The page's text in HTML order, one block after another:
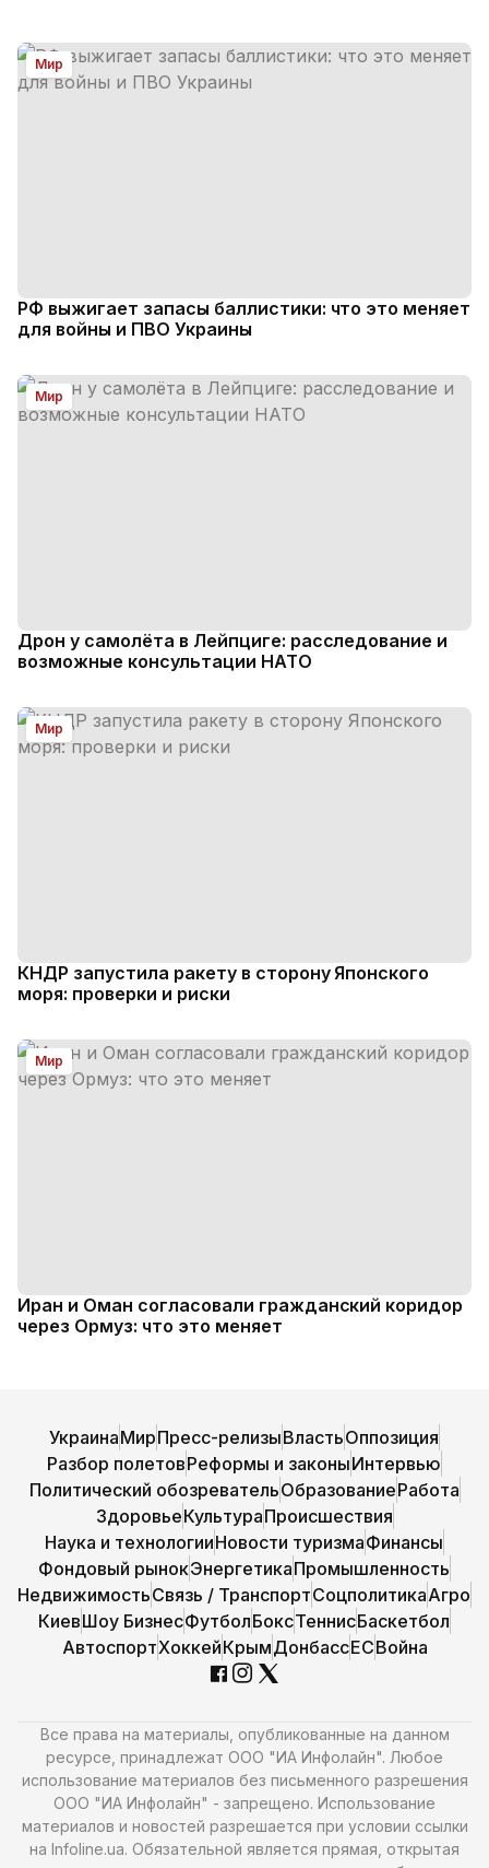
Мир
РФ выжигает запасы баллистики: что это меняет
для войны и ПВО Украины
Мир
Дрон у самолёта в Лейпциге: расследование и
возможные консультации НАТО
Мир
КНДР запустила ракету в сторону Японского
моря: проверки и риски
Мир
Иран и Оман согласовали гражданский коридор
через Ормуз: что это меняет
УкраинаМирПресс-релизыВластьОппозиция
Разбор полетовРеформы и законыИнтервью
Политический обозревательОбразованиеРабота
ЗдоровьеКультураПроисшествия
Наука и технологииНовости туризмаФинансы
Фондовый рынокЭнергетикаПромышленность
НедвижимостьСвязь / ТранспортСоцполитикаАгро
КиевШоу БизнесФутболБоксТеннисБаскетбол
АвтоспортХоккейКрымДонбассЕСВойна
Все права на материалы, опубликованные на данном
ресурсе, принадлежат ООО "ИА Инфолайн". Любое
использование материалов без письменного разрешения
ООО "ИА Инфолайн" - запрещено. Использование
материалов и новостей разрешается при условии ссылки
на Infoline.ua. Обязательной является прямая, открытая